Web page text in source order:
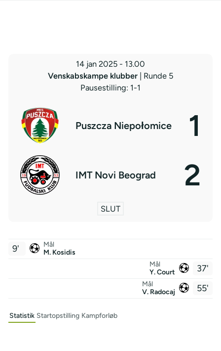
14 jan 2025 - 13.00
Venskabskampe klubber
| Runde 5
Pausestilling: 1-1
Puszcza Niepołomice 1
IMT Novi Beograd 2
SLUT
Mål
M. Kosidis
9'
37'
Mål
Y. Court
55'
Mål
V. Radocaj
Statistik Startopstilling Kampforløb